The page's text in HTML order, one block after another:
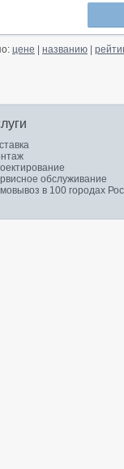
цене названию
обслуживание
в 100 городах